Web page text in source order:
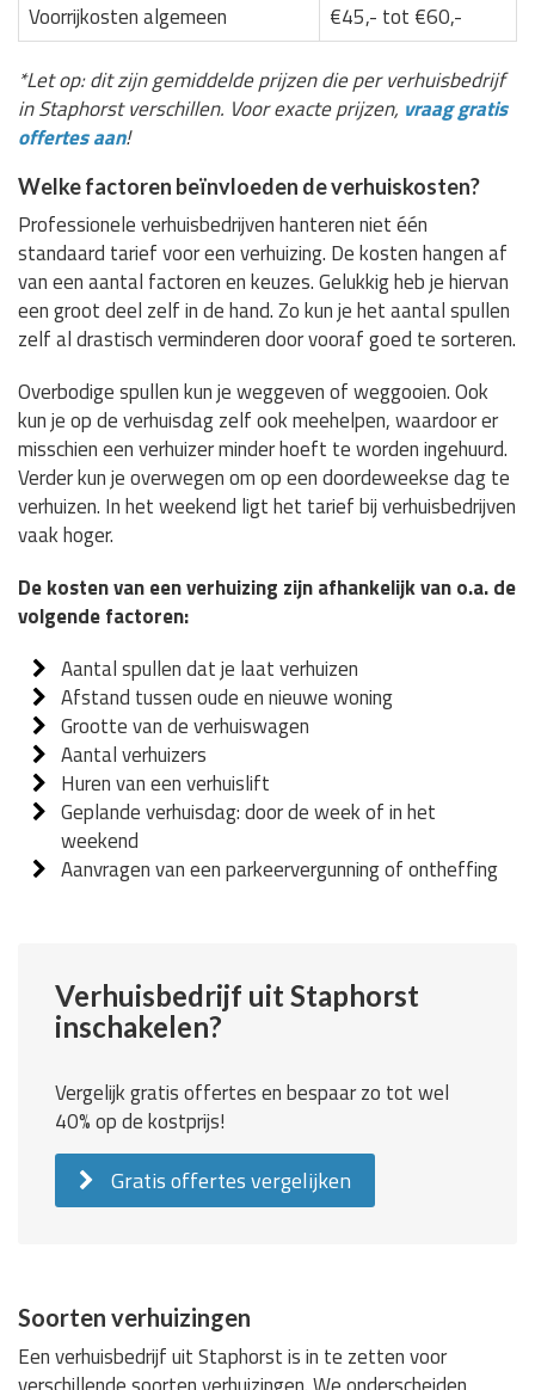
Voorrijkosten algemeen
€45,- tot €60,-
*Let op: dit zijn gemiddelde prijzen die per verhuisbedrijf
in Staphorst verschillen. Voor exacte prijzen, vraag gratis
offertes aan!
Welke factoren beïnvloeden de verhuiskosten?
Professionele verhuisbedrijven hanteren niet één
standaard tarief voor een verhuizing. De kosten hangen af
van een aantal factoren en keuzes. Gelukkig heb je hiervan
een groot deel zelf in de hand. Zo kun je het aantal spullen
zelf al drastisch verminderen door vooraf goed te sorteren.
Overbodige spullen kun je weggeven of weggooien. Ook
kun je op de verhuisdag zelf ook meehelpen, waardoor er
misschien een verhuizer minder hoeft te worden ingehuurd.
Verder kun je overwegen om op een doordeweekse dag te
verhuizen. In het weekend ligt het tarief bij verhuisbedrijven
vaak hoger.
De kosten van een verhuizing zijn afhankelijk van o.a. de
volgende factoren:
Aantal spullen dat je laat verhuizen
Afstand tussen oude en nieuwe woning
Grootte van de verhuiswagen
Aantal verhuizers
Huren van een verhuislift
Geplande verhuisdag: door de week of in het
weekend
Aanvragen van een parkeervergunning of ontheffing
Verhuisbedrijf uit Staphorst
inschakelen?
Vergelijk gratis offertes en bespaar zo tot wel
40% op de kostprijs!
Gratis offertes vergelijken
Soorten verhuizingen
Een verhuisbedrijf uit Staphorst is in te zetten voor